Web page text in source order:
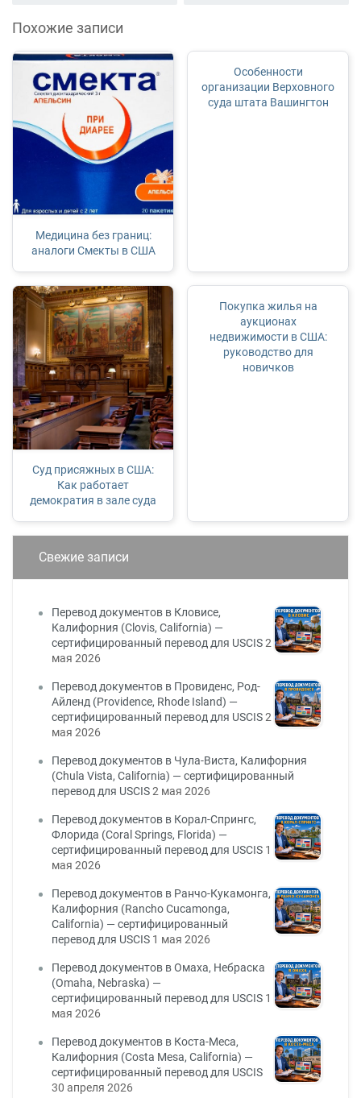
Похожие записи
Медицина без границ:
аналоги Смекты в США
Особенности
организации Верховного
суда штата Вашингтон
Суд присяжных в США:
Как работает
демократия в зале суда
Покупка жилья на
аукционах
недвижимости в США:
руководство для
новичков
Свежие записи
Перевод документов в Кловисе,
Калифорния (Clovis, California) —
сертифицированный перевод для USCIS2
мая 2026
Перевод документов в Провиденс, Род-
Айленд (Providence, Rhode Island) —
сертифицированный перевод для USCIS2
мая 2026
Перевод документов в Чула-Виста, Калифорния
(Chula Vista, California) — сертифицированный
перевод для USCIS2 мая 2026
Перевод документов в Корал-Спрингс,
Флорида (Coral Springs, Florida) —
сертифицированный перевод для USCIS 1
мая 2026
Перевод документов в Ранчо-Кукамонга,
Калифорния (Rancho Cucamonga,
California) — сертифицированный
перевод для USCIS 1 мая 2026
Перевод документов в Омаха, Небраска
(Omaha, Nebraska) —
сертифицированный перевод для USCIS 1
мая 2026
Перевод документов в Коста-Меса,
Калифорния (Costa Mesa, California) —
сертифицированный перевод для USCIS
30 апреля 2026